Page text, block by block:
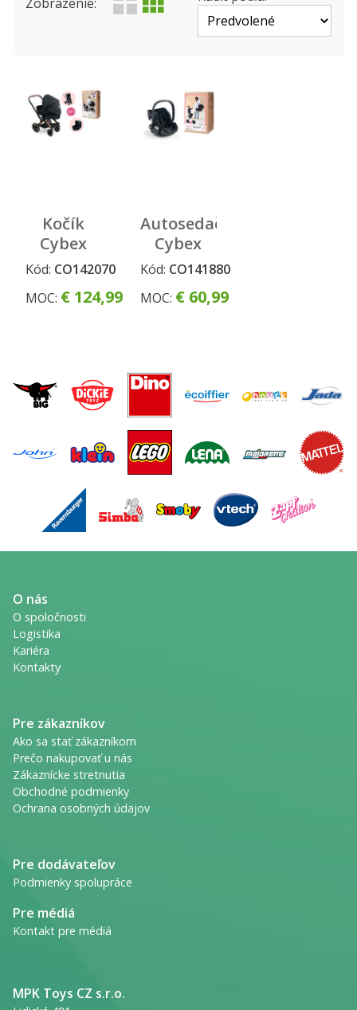
Kočík
Cybex
Black 3 v1
bábiky
Kód: CO142070
MOC: € 124,99
Autosedačka
Cybex
Black 2 v
bábiky
Kód: CO141880
MOC: € 60,99
O nás
O spoločnosti
Logistika
Kariéra
Kontakty
Pre zákazníkov
Ako sa stať zákazníkom
Prečo nakupovať u nás
Zákaznícke stretnutia
Obchodné podmienky
Ochrana osobných údajov
Pre dodávateľov
Podmienky spolupráce
Pre médiá
Kontakt pre médiá
MPK Toys CZ s.r.o.